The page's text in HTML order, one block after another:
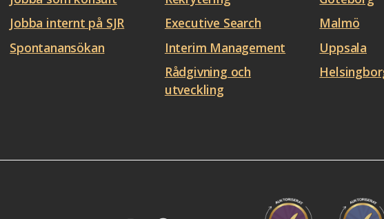
Jobba internt på SJR
Spontanansökan
Executive Search
Interim Management
Rådgivning och
utveckling
Malmö
Uppsala